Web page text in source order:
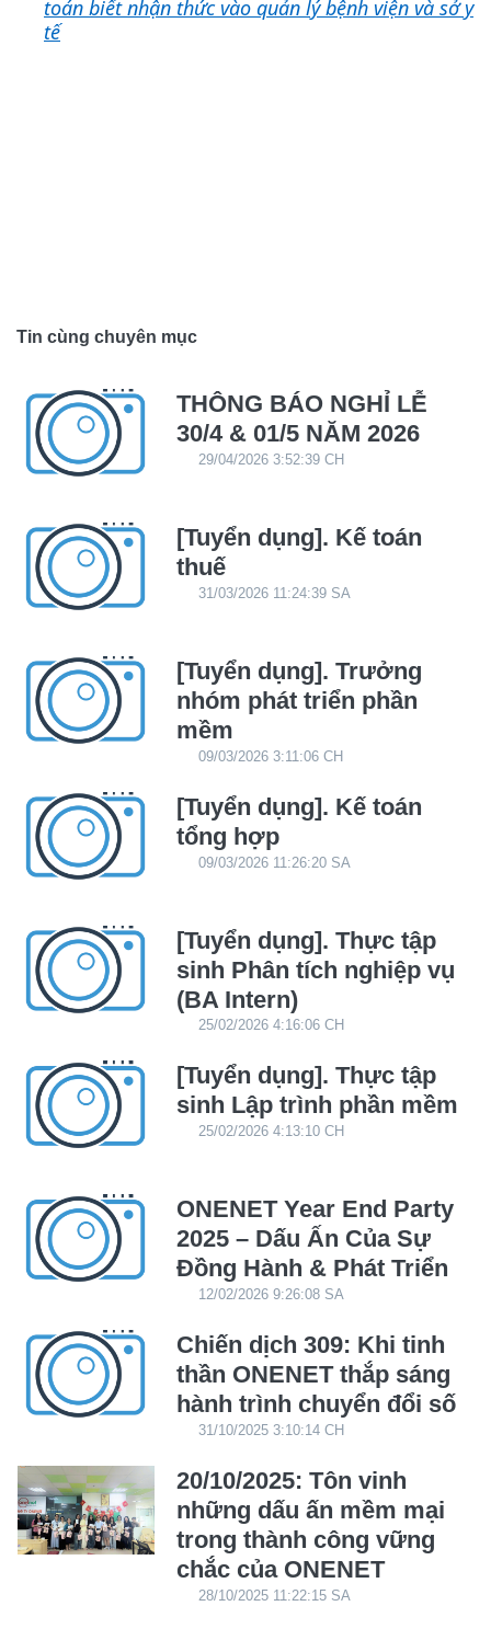
toán biết nhận thức vào quản lý bệnh viện và sở y
tế
Tin cùng chuyên mục
THÔNG BÁO NGHỈ LỄ
30/4 & 01/5 NĂM 2026
29/04/2026 3:52:39 CH
[Tuyển dụng]. Kế toán
thuế
31/03/2026 11:24:39 SA
[Tuyển dụng]. Trưởng
nhóm phát triển phần
mềm
09/03/2026 3:11:06 CH
[Tuyển dụng]. Kế toán
tổng hợp
09/03/2026 11:26:20 SA
[Tuyển dụng]. Thực tập
sinh Phân tích nghiệp vụ
(BA Intern)
25/02/2026 4:16:06 CH
[Tuyển dụng]. Thực tập
sinh Lập trình phần mềm
25/02/2026 4:13:10 CH
ONENET Year End Party
2025 – Dấu Ấn Của Sự
Đồng Hành & Phát Triển
12/02/2026 9:26:08 SA
Chiến dịch 309: Khi tinh
thần ONENET thắp sáng
hành trình chuyển đổi số
31/10/2025 3:10:14 CH
20/10/2025: Tôn vinh
những dấu ấn mềm mại
trong thành công vững
chắc của ONENET
28/10/2025 11:22:15 SA